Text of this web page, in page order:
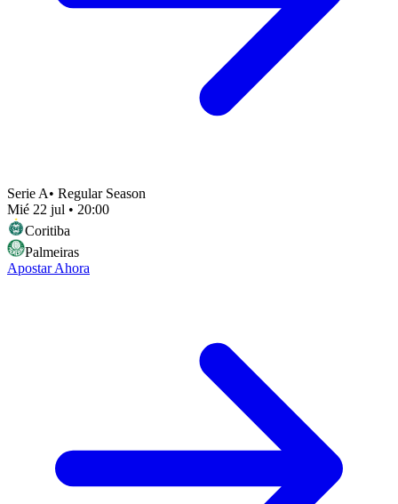
Serie A• Regular Season
Mié 22 jul • 20:00
Coritiba
Palmeiras
Apostar Ahora